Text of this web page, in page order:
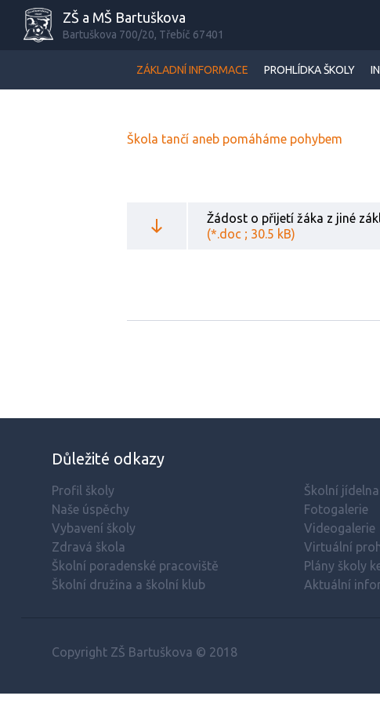
ZŠ a MŠ Bartuškova
Bartuškova 700/20, Třebíč 67401
ZÁKLADNÍ INFORMACE PROHLÍDKA ŠKOLY
Škola tančí aneb pomáháme pohybem
Žádost o přijetí žáka z jiné
(*.doc ; 30.5 kB)
Důležité odkazy
Profil školy
Naše úspěchy
Vybavení školy
Zdravá škola
Školní poradenské pracoviště
Školní družina a školní klub
Školní jídelna
Fotogalerie
Videogalerie
Virtuální
Plány školy
Aktuální
Copyright ZŠ Bartuškova © 2018